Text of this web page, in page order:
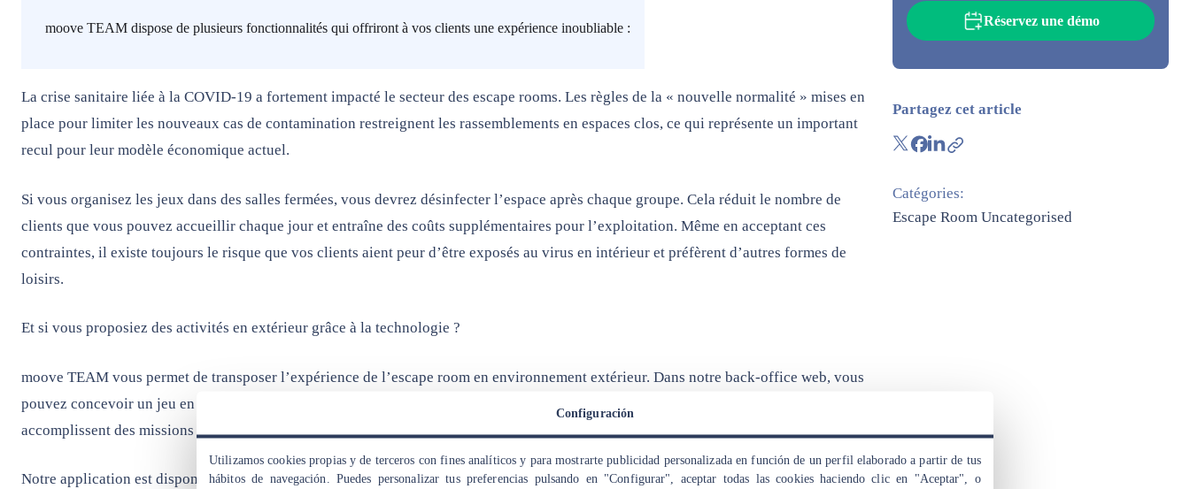
moove TEAM dispose de plusieurs fonctionnalités qui offriront à vos clients une expérience inoubliable :
La crise sanitaire liée à la COVID-19 a fortement impacté le secteur des escape rooms. Les règles de la « nouvelle normalité » mises en
place pour limiter les nouveaux cas de contamination restreignent les rassemblements en espaces clos, ce qui représente un important
recul pour leur modèle économique actuel.
Si vous organisez les jeux dans des salles fermées, vous devrez désinfecter l’espace après chaque groupe. Cela réduit le nombre de
clients que vous pouvez accueillir chaque jour et entraîne des coûts supplémentaires pour l’exploitation. Même en acceptant ces
contraintes, il existe toujours le risque que vos clients aient peur d’être exposés au virus en intérieur et préfèrent d’autres formes de
loisirs.
Et si vous proposiez des activités en extérieur grâce à la technologie ?
moove TEAM vous permet de transposer l’expérience de l’escape room en environnement extérieur. Dans notre back-office web, vous
pouvez concevoir un jeu en temps réel basé sur le travail d’équipe, où les joueurs découvrent des indices, résolvent des énigmes et
accomplissent des missions dans un ou plusieurs lieux afin de progresser et d’atteindre un objectif précis dans un temps limité.
Notre application est disponible sur les appareils mobiles iOS et Android. Le joueur n’a qu’à scanner un code QR pour télécharger
Réservez une démo
Partagez cet article
Catégories:
Escape Room Uncategorised
Configuración
Utilizamos cookies propias y de terceros con fines analíticos y para mostrarte publicidad personalizada en función de un perfil elaborado a partir de tus
hábitos de navegación. Puedes personalizar tus preferencias pulsando en "Configurar", aceptar todas las cookies haciendo clic en "Aceptar", o